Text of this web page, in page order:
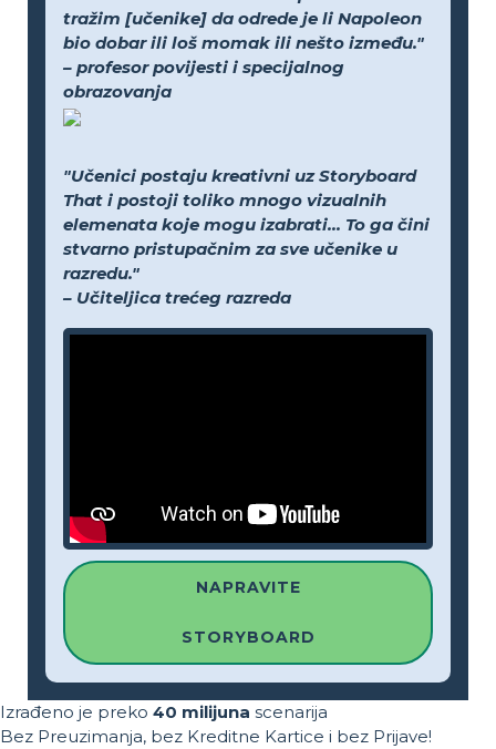
tražim [učenike] da odrede je li Napoleon
bio dobar ili loš momak ili nešto između."
– profesor povijesti i specijalnog
obrazovanja
"Učenici postaju kreativni uz Storyboard
That i postoji toliko mnogo vizualnih
elemenata koje mogu izabrati... To ga čini
stvarno pristupačnim za sve učenike u
razredu."
– Učiteljica trećeg razreda
NAPRAVITE
STORYBOARD
Izrađeno je preko 40 milijuna scenarija
Bez Preuzimanja, bez Kreditne Kartice i bez Prijave!